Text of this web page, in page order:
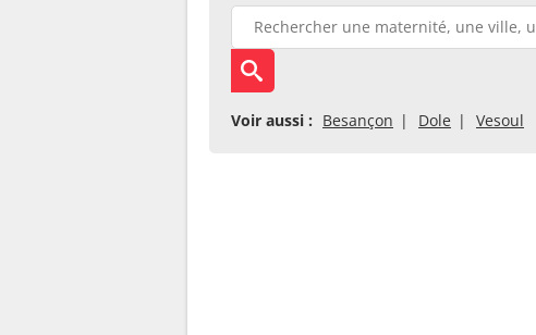
Voir aussi : Besançon Dole Vesoul